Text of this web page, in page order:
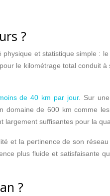
?
et statistique simple :
le kilométrage total conduit
de 40 km par jour. Sur
domaine de 600 km comme
suffisantes pour la
et la pertinence de son
plus fluide et satisfaisante
?